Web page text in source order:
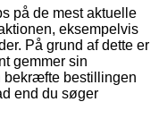
på de mest aktuelle
eksempelvis
På grund af dette er
gemmer sin
bekræfte bestillingen
end du søger